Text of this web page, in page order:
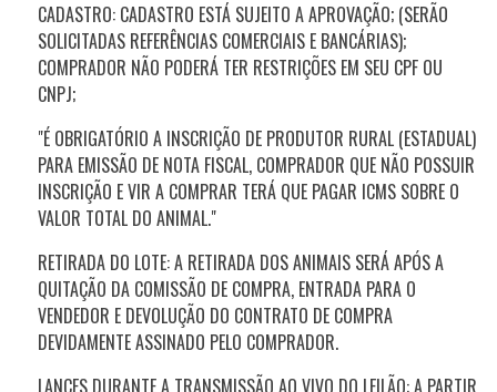
CADASTRO: CADASTRO ESTÁ SUJEITO A APROVAÇÃO; (SERÃO
SOLICITADAS REFERÊNCIAS COMERCIAIS E BANCÁRIAS);
COMPRADOR NÃO PODERÁ TER RESTRIÇÕES EM SEU CPF OU
CNPJ;
"É OBRIGATÓRIO A INSCRIÇÃO DE PRODUTOR RURAL (ESTADUAL)
PARA EMISSÃO DE NOTA FISCAL, COMPRADOR QUE NÃO POSSUIR
INSCRIÇÃO E VIR A COMPRAR TERÁ QUE PAGAR ICMS SOBRE O
VALOR TOTAL DO ANIMAL."
RETIRADA DO LOTE: A RETIRADA DOS ANIMAIS SERÁ APÓS A
QUITAÇÃO DA COMISSÃO DE COMPRA, ENTRADA PARA O
VENDEDOR E DEVOLUÇÃO DO CONTRATO DE COMPRA
DEVIDAMENTE ASSINADO PELO COMPRADOR.
LANCES DURANTE A TRANSMISSÃO AO VIVO DO LEILÃO: A PARTIR